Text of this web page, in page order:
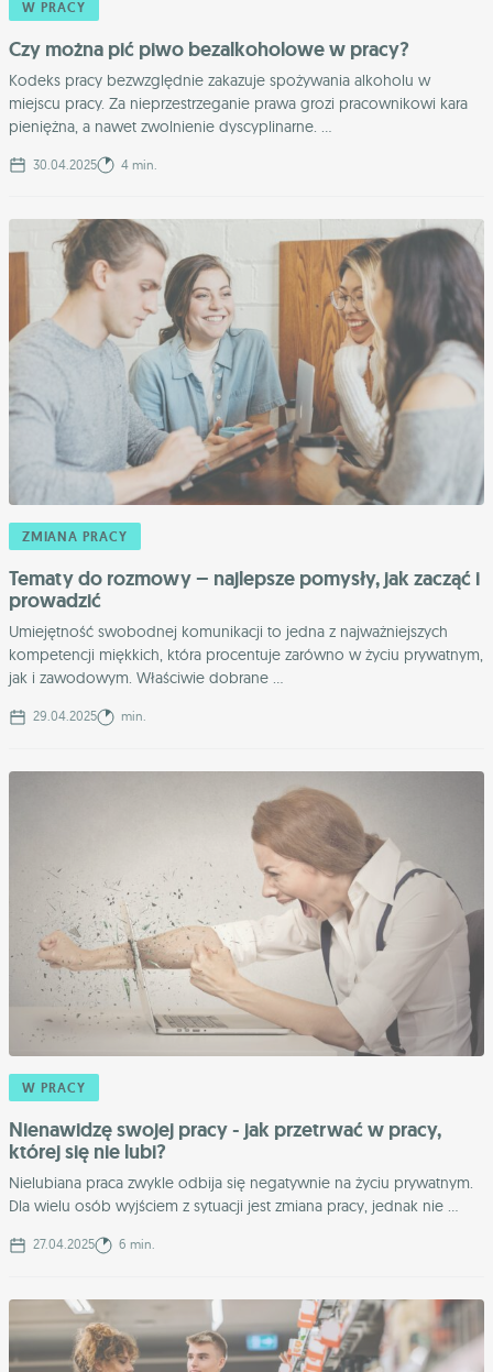
W PRACY
Czy można pić piwo bezalkoholowe w pracy?
Kodeks pracy bezwzględnie zakazuje spożywania alkoholu w
miejscu pracy. Za nieprzestrzeganie prawa grozi pracownikowi kara
pieniężna, a nawet zwolnienie dyscyplinarne. ...
30.04.2025 4 min.
ZMIANA PRACY
Tematy do rozmowy – najlepsze pomysły, jak zacząć i
prowadzić
Umiejętność swobodnej komunikacji to jedna z najważniejszych
kompetencji miękkich, która procentuje zarówno w życiu prywatnym,
jak i zawodowym. Właściwie dobrane ...
29.04.2025 min.
W PRACY
Nienawidzę swojej pracy - jak przetrwać w pracy,
której się nie lubi?
Nielubiana praca zwykle odbija się negatywnie na życiu prywatnym.
Dla wielu osób wyjściem z sytuacji jest zmiana pracy, jednak nie ...
27.04.2025 6 min.